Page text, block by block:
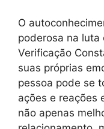
O
poderosa na luta
Verificação
suas próprias
pessoa pode se
ações e reações
não apenas